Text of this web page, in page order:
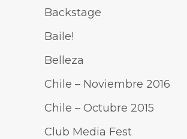
Backstage
Baile!
Belleza
Chile – Noviembre 2016
Chile – Octubre 2015
Club Media Fest